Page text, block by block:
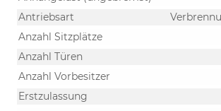
Antriebsart
Anzahl Sitzplätze
Anzahl Türen
Anzahl Vorbesitzer
Erstzulassung